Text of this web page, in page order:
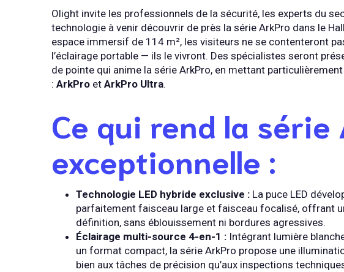
Olight invite les professionnels de la sécurité, les experts du
technologie à venir découvrir de près la série ArkPro dans le
espace immersif de 114 m², les visiteurs ne se contenteront
l’éclairage portable — ils le vivront. Des spécialistes seront
de pointe qui anime la série ArkPro, en mettant
:ArkPro etArkPro Ultra.
Ce qui rend la série
exceptionnelle :
Technologie LED hybride exclusive : La puce LED
parfaitement faisceau large et faisceau focalisé, offrant
définition, sans éblouissement ni bordures agressives.
Éclairage multi-source 4-en-1 : Intégrant lumière
un format compact, la série ArkPro propose une
bien aux tâches de précision qu’aux inspections